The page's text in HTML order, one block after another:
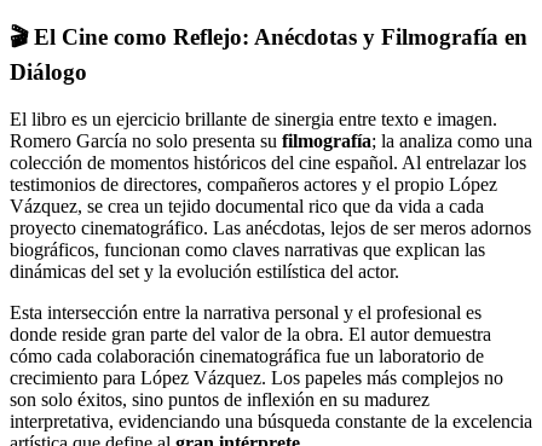
🎬 El Cine como Reflejo: Anécdotas y Filmografía en
Diálogo
El libro es un ejercicio brillante de sinergia entre texto e imagen.
Romero García no solo presenta su filmografía; la analiza como una
colección de momentos históricos del cine español. Al entrelazar los
testimonios de directores, compañeros actores y el propio López
Vázquez, se crea un tejido documental rico que da vida a cada
proyecto cinematográfico. Las anécdotas, lejos de ser meros adornos
biográficos, funcionan como claves narrativas que explican las
dinámicas del set y la evolución estilística del actor.
Esta intersección entre la narrativa personal y el profesional es
donde reside gran parte del valor de la obra. El autor demuestra
cómo cada colaboración cinematográfica fue un laboratorio de
crecimiento para López Vázquez. Los papeles más complejos no
son solo éxitos, sino puntos de inflexión en su madurez
interpretativa, evidenciando una búsqueda constante de la excelencia